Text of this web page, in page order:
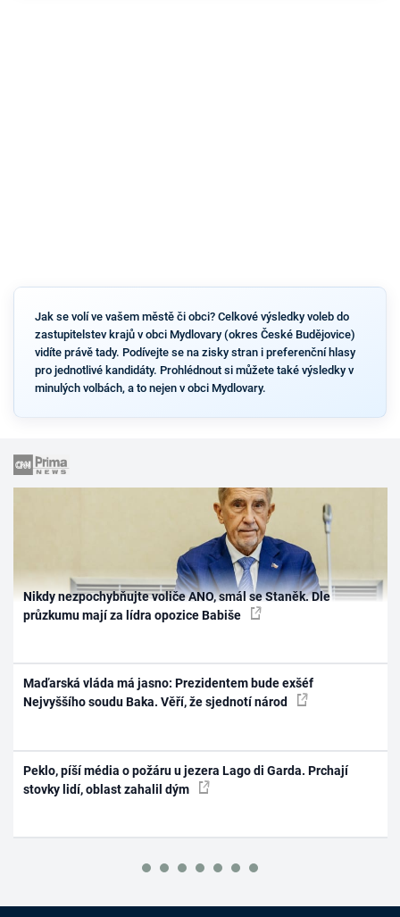
Jak se volí ve vašem městě či obci? Celkové výsledky voleb do
zastupitelstev krajů v obci Mydlovary (okres České Budějovice)
vidíte právě tady. Podívejte se na zisky stran i preferenční hlasy
pro jednotlivé kandidáty. Prohlédnout si můžete také výsledky v
minulých volbách, a to nejen v obci Mydlovary.
Nikdy nezpochybňujte voliče ANO, smál se Staněk. Dle
průzkumu mají za lídra opozice Babiše
Maďarská vláda má jasno: Prezidentem bude exšéf
Nejvyššího soudu Baka. Věří, že sjednotí národ
Peklo, píší média o požáru u jezera Lago di Garda. Prchají
stovky lidí, oblast zahalil dým